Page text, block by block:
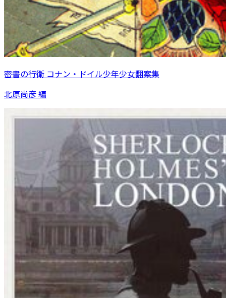
密書の行衛 コナン・ドイル少年少女翻案集
北原尚彦 編